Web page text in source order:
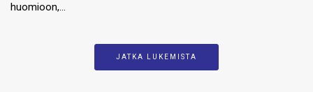
huomioon,…
JATKA LUKEMISTA